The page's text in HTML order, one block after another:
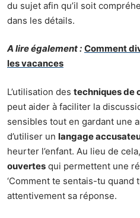
du sujet afin qu’il soit
dans les détails.
A lire également : Comment
les vacances
L’utilisation des techniques de
peut aider à faciliter la
sensibles tout en gardant une
d’utiliser un langage
heurter l’enfant. Au lieu de
ouvertes qui permettent une
‘Comment te sentais-tu quand
attentivement sa réponse.